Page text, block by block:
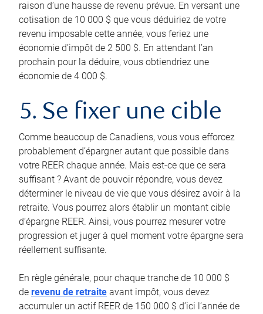
raison d’une hausse de revenu prévue. En versant une
cotisation de 10 000 $ que vous déduiriez de votre
revenu imposable cette année, vous feriez une
économie d’impôt de 2 500 $. En attendant l’an
prochain pour la déduire, vous obtiendriez une
économie de 4 000 $.
5. Se fixer une cible
Comme beaucoup de Canadiens, vous vous efforcez
probablement d’épargner autant que possible dans
votre REER chaque année. Mais est-ce que ce sera
suffisant ? Avant de pouvoir répondre, vous devez
déterminer le niveau de vie que vous désirez avoir à la
retraite. Vous pourrez alors établir un montant cible
d’épargne REER. Ainsi, vous pourrez mesurer votre
progression et juger à quel moment votre épargne sera
réellement suffisante.
En règle générale, pour chaque tranche de 10 000 $
de revenu de retraite avant impôt, vous devez
accumuler un actif REER de 150 000 $ d’ici l’année de